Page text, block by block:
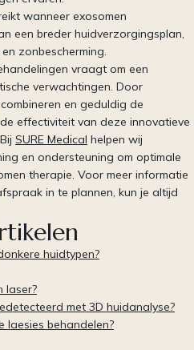
wanneer exosomen
een breder huidverzorgingsplan,
zonbescherming.
vraagt om een
verwachtingen. Door
en geduldig de
effectiviteit van deze innovatieve
SURE Medical helpen wij
en ondersteuning om optimale
therapie. Voor meer informatie
in te plannen, kun je altijd
huidtypen?
laser?
met 3D huidanalyse?
laesies behandelen?